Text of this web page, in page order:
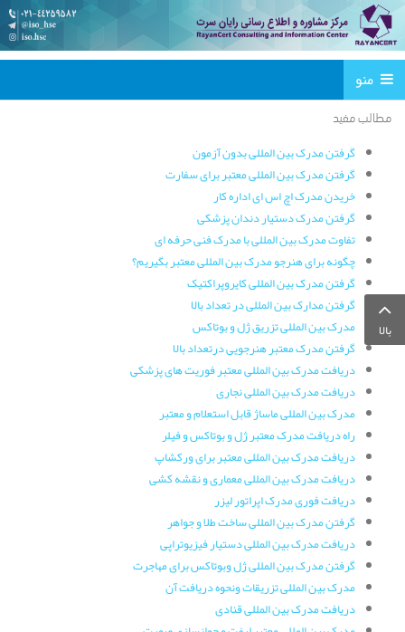
منو
مطالب مفید
گرفتن مدرک بین المللی بدون آزمون
گرفتن مدرک بین المللی معتبر برای سفارت
خریدن مدرک اچ اس ای اداره کار
گرفتن مدرک دستیار دندان پزشکی
تفاوت مدرک بین المللی با مدرک فنی حرفه ای
چگونه برای هنرجو مدرک بین المللی معتبر بگیریم؟
گرفتن مدرک بین المللی کایروپراکتیک
گرفتن مدارک بین المللی در تعداد بالا
مدرک بین المللی تزریق ژل و بوتاکس
گرفتن مدرک معتبر هنرجویی درتعداد بالا
دریافت مدرک بین المللی معتبر فوریت های پزشکی
دریافت مدرک بین المللی نجاری
مدرک بین المللی ماساژ قابل استعلام و معتبر
راه دریافت مدرک معتبر ژل و بوتاکس و فیلر
دریافت مدرک بین المللی معتبر برای ورکشاپ
دریافت مدرک بین المللی معماری و نقشه کشی
دریافت فوری مدرک اپراتور لیزر
گرفتن مدرک بین المللی ساخت طلا و جواهر
دریافت مدرک بین المللی دستیار فیزیوتراپی
گرفتن مدرک بین المللی ژل وبوتاکس برای مهاجرت
مدرک بین المللی تزریقات ونحوه دریافت آن
دریافت مدرک بین المللی قنادی
بالا